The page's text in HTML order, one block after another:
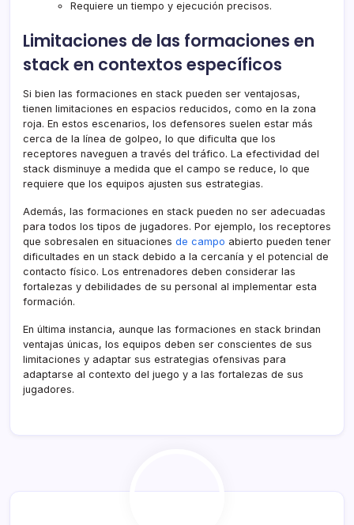
Requiere un tiempo y ejecución precisos.
Limitaciones de las formaciones en
stack en contextos específicos
Si bien las formaciones en stack pueden ser ventajosas,
tienen limitaciones en espacios reducidos, como en la zona
roja. En estos escenarios, los defensores suelen estar más
cerca de la línea de golpeo, lo que dificulta que los
receptores naveguen a través del tráfico. La efectividad del
stack disminuye a medida que el campo se reduce, lo que
requiere que los equipos ajusten sus estrategias.
Además, las formaciones en stack pueden no ser adecuadas
para todos los tipos de jugadores. Por ejemplo, los receptores
que sobresalen en situaciones de campo abierto pueden tener
dificultades en un stack debido a la cercanía y el potencial de
contacto físico. Los entrenadores deben considerar las
fortalezas y debilidades de su personal al implementar esta
formación.
En última instancia, aunque las formaciones en stack brindan
ventajas únicas, los equipos deben ser conscientes de sus
limitaciones y adaptar sus estrategias ofensivas para
adaptarse al contexto del juego y a las fortalezas de sus
jugadores.